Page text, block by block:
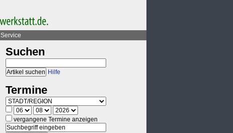
Service
Suchen
Hilfe
Termine
vergangene Termine anzeigen